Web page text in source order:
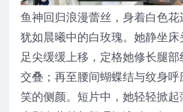
鱼神回归浪漫蕾丝，身着白色花
犹如晨曦中的白玫瑰。她静坐
足尖缓缓上移，定格她修长腿
交叠；再至腰间蝴蝶结与纹身
笑的侧颜。短片中，她轻轻掀起